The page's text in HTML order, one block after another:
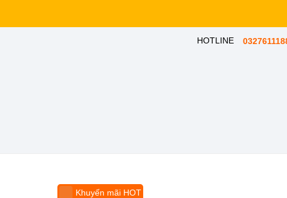
HOTLINE
Khuyến mãi HOT